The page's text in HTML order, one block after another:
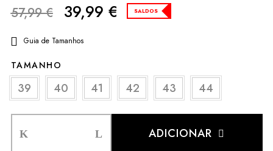
57,99€ 39,99 € SALDOS
Guia de Tamanhos
TAMANHO
39 40 41 42 43 44
ADICIONAR